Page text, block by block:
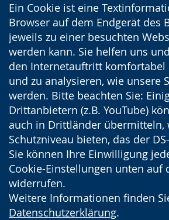
Ein Cookie ist eine
Browser auf dem Endgerät des
jeweils zu einer besuchten
werden kann. Sie helfen uns
den Internetauftritt komfortabel
und zu analysieren, wie unsere
werden. Bitte beachten Sie:
Drittanbietern (z.B. YouTube)
auch in Drittländer übermitteln,
Schutzniveau bieten, das der
Sie können Ihre Einwilligung
Cookie-Einstellungen unten auf
widerrufen.
Weitere Informationen finden
Datenschutzerklärung.